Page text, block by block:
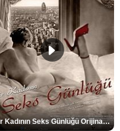
Bir Kadının Seks Günlüğü Orijinal Fragman